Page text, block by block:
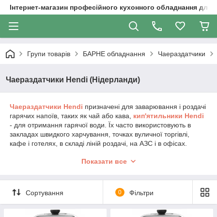
Інтернет-магазин професійного кухонного обладнання
Групи товарів БАРНЕ обладнання Чаераздатчики
Чаераздатчики Hendi (Нідерланди)
Чаераздатчики Hendi призначені для заварювання і роздачі
гарячих напоїв, таких як чай або кава, кип'ятильники Hendi
- для отримання гарячої води. Їх часто використовують в
закладах швидкого харчування, точках вуличної торгівлі,
кафе і готелях, в складі ліній роздачі, на АЗС і в офісах.
кип'ятильники Hendi віднестися доналивним
По конструкції чаераздатчики і електрокип'ятильники дуже
схожі; головними їхніми
відмінними рисами
спеціального вбудованого фільтра для заварки у
Показати все
Сортування 0 Фільтри